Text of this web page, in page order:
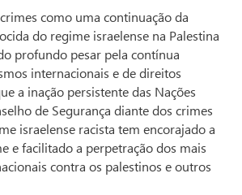
como uma continuação da
do regime israelense na Palestina
profundo pesar pela contínua
internacionais e de direitos
a inação persistente das Nações
de Segurança diante dos crimes
israelense racista tem encorajado a
e facilitado a perpetração dos mais
contra os palestinos e outros